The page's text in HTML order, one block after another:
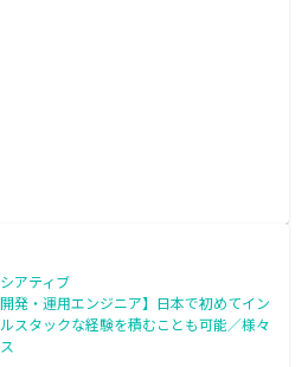
アティブ
発・運用エンジニア】日本で初めてイン
スタックな経験を積むことも可能／様々